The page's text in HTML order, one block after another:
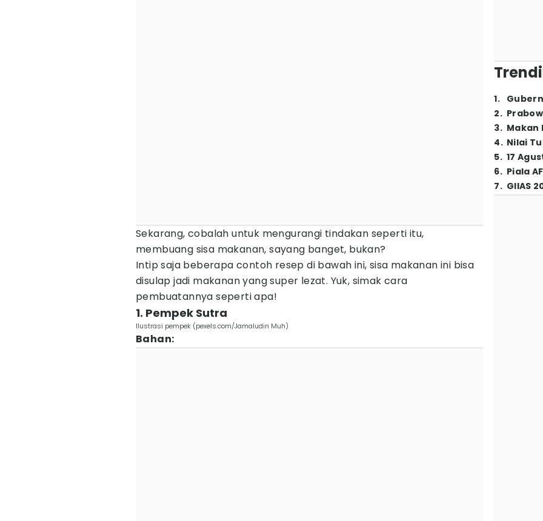
Sekarang, cobalah untuk mengurangi tindakan seperti itu,
membuang sisa makanan, sayang banget, bukan?
Intip saja beberapa contoh resep di bawah ini, sisa makanan ini bisa
disulap jadi makanan yang super lezat. Yuk, simak cara
pembuatannya seperti apa!
1. Pempek Sutra
Ilustrasi pempek (pexels.com/Jamaludin Muh)
Bahan:
1.
2.
3. Makan
4. Nilai
5. 17
6. Piala
7. GIIAS